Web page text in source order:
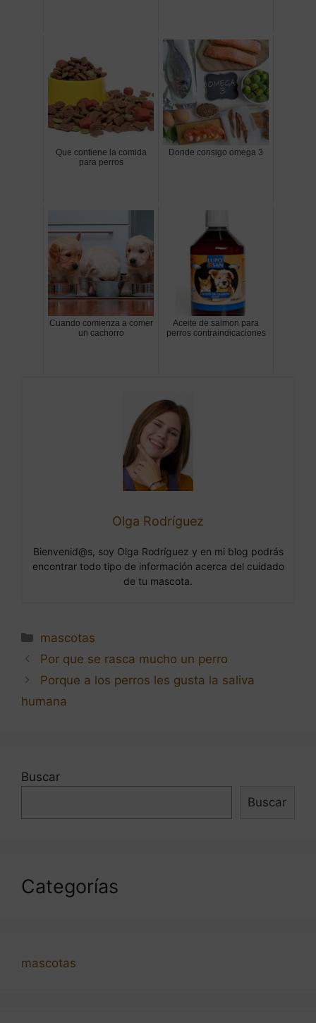
Que contiene la comida
para perros
Donde consigo omega 3
Cuando comienza a comer
un cachorro
Aceite de salmon para
perros contraindicaciones
Olga Rodríguez
Bienvenid@s, soy Olga Rodríguez y en mi blog podrás
encontrar todo tipo de información acerca del cuidado
de tu mascota.
Categorías
mascotas
Navegación
de
entradas
Por que se rasca mucho un perro
Porque a los perros les gusta la saliva
humana
Buscar
Buscar
Categorías
mascotas